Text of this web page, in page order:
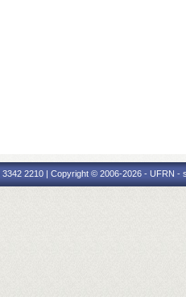
2210 | Copyright © 2006-2026 - UFRN